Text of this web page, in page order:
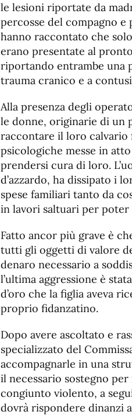
le lesioni riportate da
percosse del compagno
hanno raccontato che
erano presentate al
riportando entrambe una
trauma cranico e a
Alla presenza degli
le donne, originarie di un
raccontare il loro
psicologiche messe in
prendersi cura di loro.
d’azzardo, ha dissipato i
spese familiari tanto da
in lavori saltuari per poter
Fatto ancor più grave è
tutti gli oggetti di valore
denaro necessario a
l’ultima aggressione è
d’oro che la figlia aveva
proprio fidanzatino.
Dopo avere ascoltato e
specializzato del
accompagnarle in una
il necessario sostegno
congiunto violento, a
dovrà rispondere dinanzi